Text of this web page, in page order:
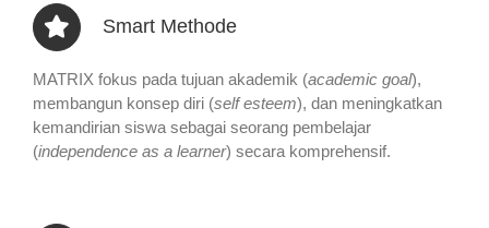
Smart Methode
MATRIX fokus pada tujuan akademik (academic goal),
membangun konsep diri (self esteem), dan meningkatkan
kemandirian siswa sebagai seorang pembelajar
(independence as a learner) secara komprehensif.